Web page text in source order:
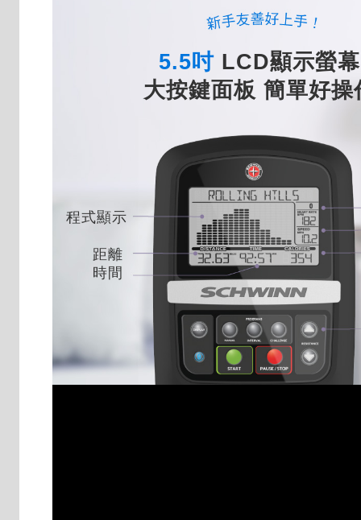
5.5吋 LCD顯示螢幕
大按鍵面板 簡單好操
程式顯示
距離
時間